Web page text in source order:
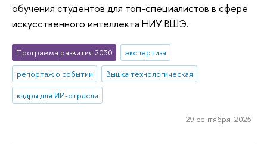
обучения студентов для топ-специалистов в сфере
искусственного интеллекта НИУ ВШЭ.
Программа развития 2030
экспертиза
репортаж о событии
Вышка технологическая
кадры для ИИ-отрасли
29 сентября 2025